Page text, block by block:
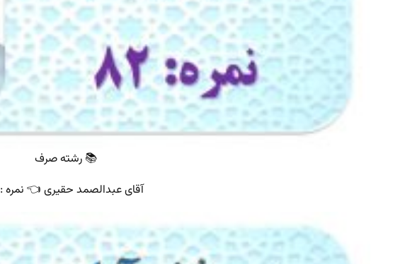
📚 رشته صرف
آقای عبدالصمد حقیری 👈 نمره : ۸۲